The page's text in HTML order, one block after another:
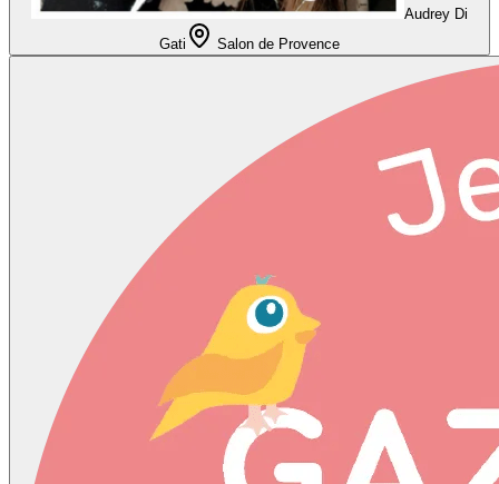
Audrey Di
Gati
Salon de Provence